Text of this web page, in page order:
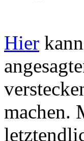
Hier
machen.